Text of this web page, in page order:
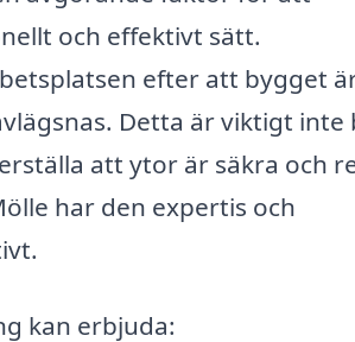
och effektivt sätt.
efter att bygget
Detta är viktigt inte
att ytor är säkra och
har den expertis och
kan erbjuda: